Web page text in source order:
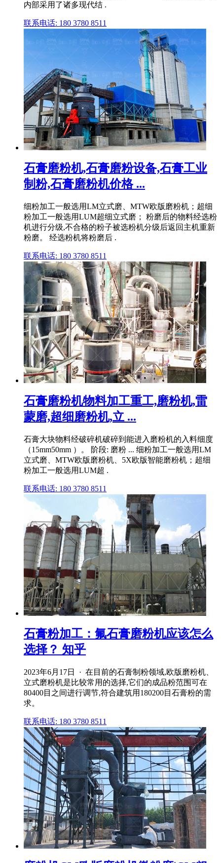
内部采用了诸多现代结 .
联系电话: 180 3780 8511
石膏磨粉机,石膏磨粉设备,石膏工业
制粉,石膏磨粉机价格 ...
细粉加工一般选用LM立式磨、MTW欧版磨粉机；超细
粉加工一般选用LUM超细立式磨； 粉磨后的物料经选粉
机进行分级,不合格的粉子被选粉机分级后返回主机重新
粉磨。 经选粉机将粉磨后 .
联系电话: 180 3780 8511
石膏磨粉机物料加工重工,磨粉机,雷
蒙磨,超细磨粉机,立 ...
石膏大块物料经破碎机破碎到能进入磨粉机的入料细度
（15mm50mm ）。 阶段: 磨粉 ... 细粉加工一般选用LM
立式磨、MTW欧版磨粉机、5X欧版智能磨粉机；超细
粉加工一般选用LUM超 .
联系电话: 180 3780 8511
石膏粉加工：氟石膏磨粉机应该怎么
选择？ 知乎
2023年6月17日 · 在目前的石膏制粉领域,欧版磨粉机、
立式磨粉机是比较常用的选择,它们的成品粉范围可在
80400目之间进行调节,符合建筑用180200目石膏粉的需
求。
联系电话: 180 3780 8511